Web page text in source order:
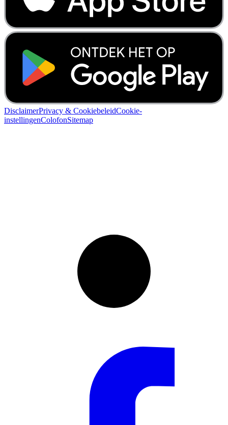
DisclaimerPrivacy & CookiebeleidCookie-
instellingenColofonSitemap